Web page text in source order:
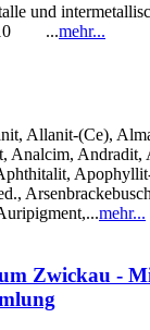
und
10 ...mehr...
Allanit-(Ce),
Analcim, Andradit,
mehr...
Zwickau -